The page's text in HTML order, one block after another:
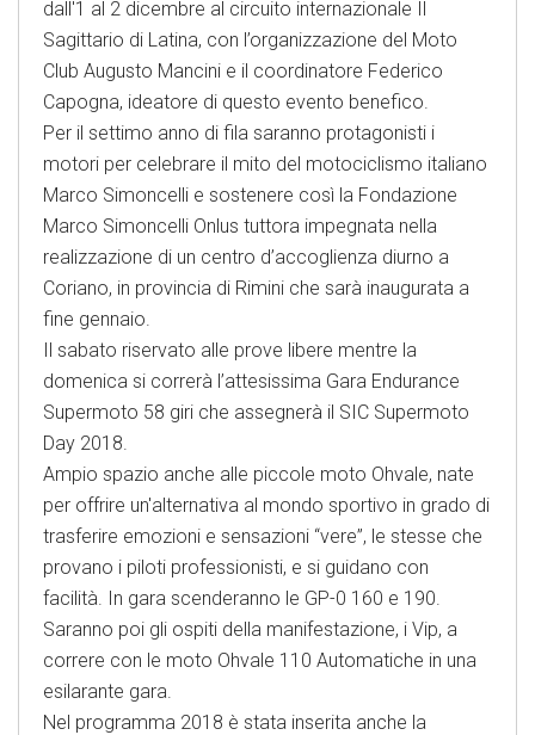
dall'1 al 2 dicembre al circuito internazionale Il
Sagittario di Latina, con l’organizzazione del Moto
Club Augusto Mancini e il coordinatore Federico
Capogna, ideatore di questo evento benefico.
Per il settimo anno di fila saranno protagonisti i
motori per celebrare il mito del motociclismo italiano
Marco Simoncelli e sostenere così la Fondazione
Marco Simoncelli Onlus tuttora impegnata nella
realizzazione di un centro d’accoglienza diurno a
Coriano, in provincia di Rimini che sarà inaugurata a
fine gennaio.
Il sabato riservato alle prove libere mentre la
domenica si correrà l’attesissima Gara Endurance
Supermoto 58 giri che assegnerà il SIC Supermoto
Day 2018.
Ampio spazio anche alle piccole moto Ohvale, nate
per offrire un'alternativa al mondo sportivo in grado di
trasferire emozioni e sensazioni “vere”, le stesse che
provano i piloti professionisti, e si guidano con
facilità. In gara scenderanno le GP-0 160 e 190.
Saranno poi gli ospiti della manifestazione, i Vip, a
correre con le moto Ohvale 110 Automatiche in una
esilarante gara.
Nel programma 2018 è stata inserita anche la